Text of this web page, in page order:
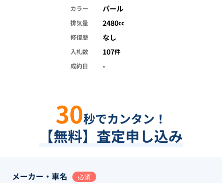
カラー
パール
排気量 2480cc
修復歴
なし
入札数 107件
成約日
-
30秒でカンタン！
【無料】査定申し込み
メーカー・車名 必須